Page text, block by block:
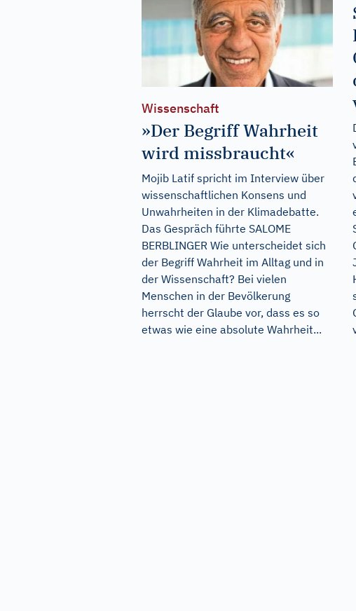
Wissenschaft
»Der Begriff Wahrheit
wird missbraucht«
Mojib Latif spricht im Interview über
wissenschaftlichen Konsens und
Unwahrheiten in der Klimadebatte.
Das Gespräch führte SALOME
BERBLINGER Wie unterscheidet sich
der Begriff Wahrheit im Alltag und in
der Wissenschaft? Bei vielen
Menschen in der Bevölkerung
herrscht der Glaube vor, dass es so
etwas wie eine absolute Wahrheit...